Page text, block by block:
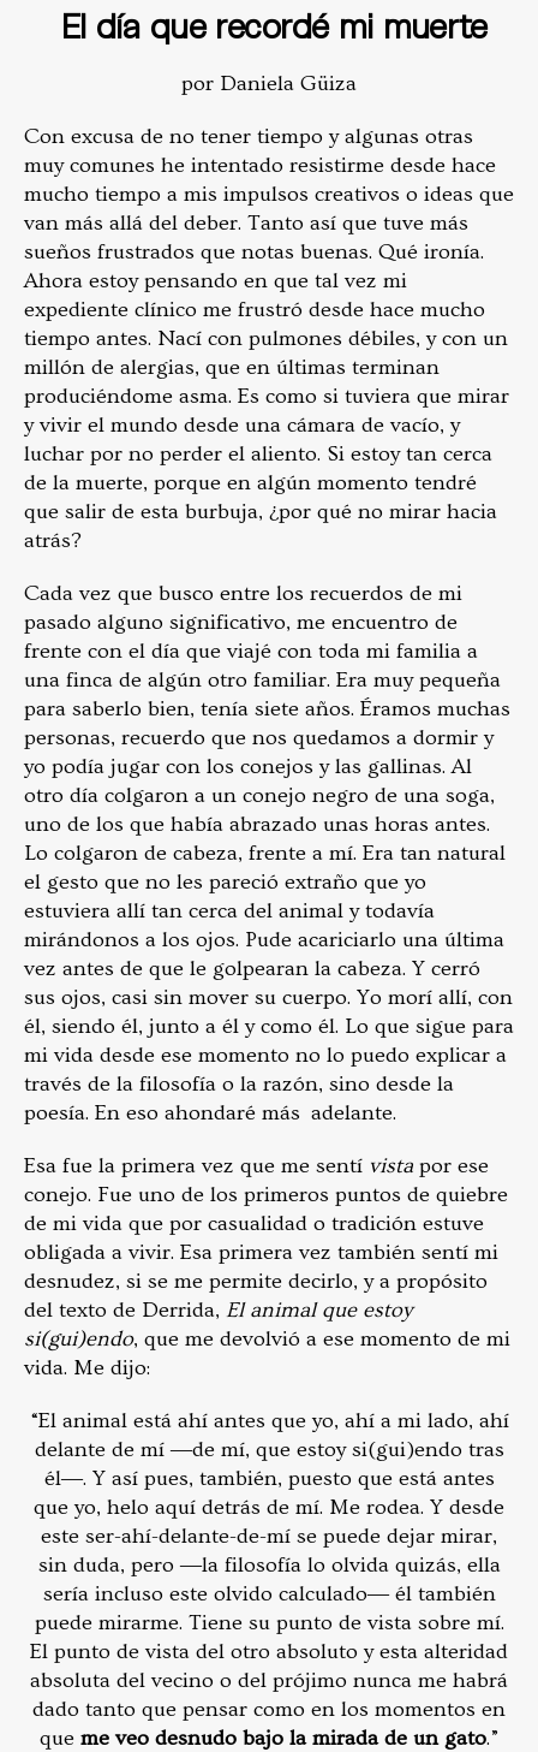
El día que recordé mi muerte
por Daniela Güiza
Con excusa de no tener tiempo y algunas otras
muy comunes he intentado resistirme desde hace
mucho tiempo a mis impulsos creativos o ideas que
van más allá del deber. Tanto así que tuve más
sueños frustrados que notas buenas. Qué ironía.
Ahora estoy pensando en que tal vez mi
expediente clínico me frustró desde hace mucho
tiempo antes. Nací con pulmones débiles, y con un
millón de alergias, que en últimas terminan
produciéndome asma. Es como si tuviera que mirar
y vivir el mundo desde una cámara de vacío, y
luchar por no perder el aliento. Si estoy tan cerca
de la muerte, porque en algún momento tendré
que salir de esta burbuja, ¿por qué no mirar hacia
atrás?
Cada vez que busco entre los recuerdos de mi
pasado alguno significativo, me encuentro de
frente con el día que viajé con toda mi familia a
una finca de algún otro familiar. Era muy pequeña
para saberlo bien, tenía siete años. Éramos muchas
personas, recuerdo que nos quedamos a dormir y
yo podía jugar con los conejos y las gallinas. Al
otro día colgaron a un conejo negro de una soga,
uno de los que había abrazado unas horas antes.
Lo colgaron de cabeza, frente a mí. Era tan natural
el gesto que no les pareció extraño que yo
estuviera allí tan cerca del animal y todavía
mirándonos a los ojos. Pude acariciarlo una última
vez antes de que le golpearan la cabeza. Y cerró
sus ojos, casi sin mover su cuerpo. Yo morí allí, con
él, siendo él, junto a él y como él. Lo que sigue para
mi vida desde ese momento no lo puedo explicar a
través de la filosofía o la razón, sino desde la
poesía. En eso ahondaré más adelante.
Esa fue la primera vez que me sentí vista por ese
conejo. Fue uno de los primeros puntos de quiebre
de mi vida que por casualidad o tradición estuve
obligada a vivir. Esa primera vez también sentí mi
desnudez, si se me permite decirlo, y a propósito
del texto de Derrida, El animal que estoy
si(gui)endo, que me devolvió a ese momento de mi
vida. Me dijo:
“El animal está ahí antes que yo, ahí a mi lado, ahí
delante de mí ―de mí, que estoy si(gui)endo tras
él―. Y así pues, también, puesto que está antes
que yo, helo aquí detrás de mí. Me rodea. Y desde
este ser-ahí-delante-de-mí se puede dejar mirar,
sin duda, pero ―la filosofía lo olvida quizás, ella
sería incluso este olvido calculado― él también
puede mirarme. Tiene su punto de vista sobre mí.
El punto de vista del otro absoluto y esta alteridad
absoluta del vecino o del prójimo nunca me habrá
dado tanto que pensar como en los momentos en
que me veo desnudo bajo la mirada de un gato.”